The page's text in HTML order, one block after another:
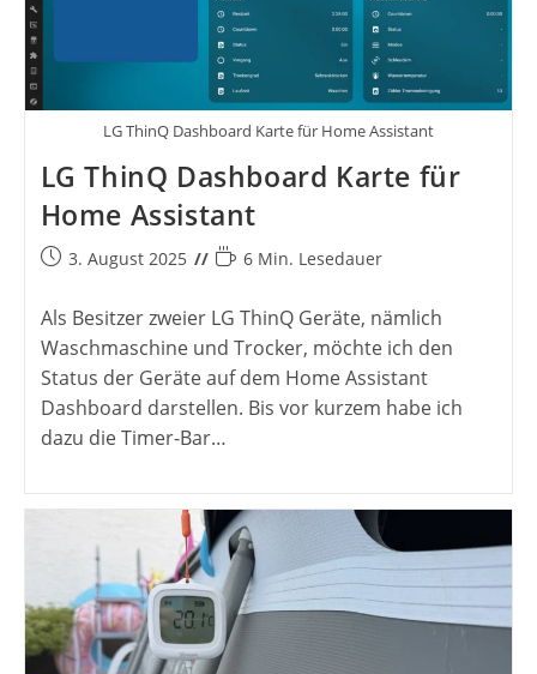
LG ThinQ Dashboard Karte für Home Assistant
LG ThinQ Dashboard Karte für
Home Assistant
Beitrag3. August 2025 Lesedauer:
6 Min. Lesedauer
Als Besitzer zweier LG ThinQ Geräte, nämlich
Waschmaschine und Trocker, möchte ich den
Status der Geräte auf dem Home Assistant
Dashboard darstellen. Bis vor kurzem habe ich
dazu die Timer-Bar…